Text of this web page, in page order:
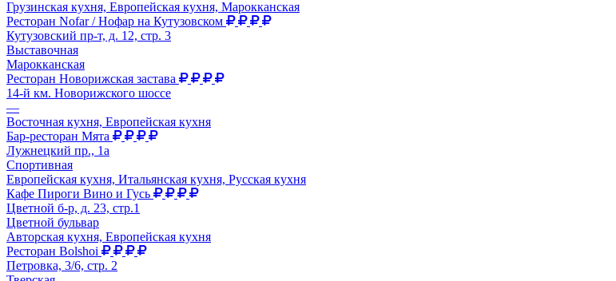
Грузинская кухня, Европейская кухня, Марокканская
Ресторан Nofar / Нофар на Кутузовском
Кутузовский пр-т, д. 12, стр. 3
Выставочная
Марокканская
Ресторан Новорижская застава
14-й км. Новорижского шоссе
—
Восточная кухня, Европейская кухня
Бар-ресторан Мята
Лужнецкий пр., 1а
Спортивная
Европейская кухня, Итальянская кухня, Русская кухня
Кафе Пироги Вино и Гусь
Цветной б-р, д. 23, стр.1
Цветной бульвар
Авторская кухня, Европейская кухня
Ресторан Bolshoi
Петровка, 3/6, стр. 2